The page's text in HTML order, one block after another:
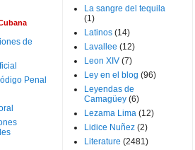
de
Penal
La sangre del tequila
(1)
Latinos (14)
Lavallee (12)
Leon XIV (7)
Ley en el blog (96)
Leyendas de
Camagüey (6)
Lezama Lima (12)
Lidice Nuñez (2)
Literature (2481)